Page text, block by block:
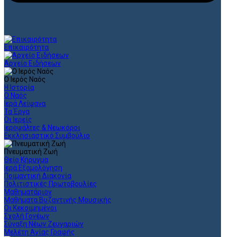
Επικαιρότητα
Αρχείο Ειδήσεων
Ο Ιερός Ναός
Η Ιστορία
Ο Ναός
Ιερά Λείψανα
Τα Έργα
Οι Ιερείς
Ιεροψάλτες & Νεωκόροι
Εκκλησιαστικό Συμβούλιο
Πνευματική Ζωή
Θείο Κήρυγμα
Ιερά Εξομολόγηση
Ποιμαντική Διακονία
Πολιτιστικές Πρωτοβουλίες
Μαθηματάριον
Μαθήματα Βυζαντινής Μουσικής
Οι Κεκοιμημένοι
Σχολή Γονέων
Σύναξη Νέων Ζευγαριών
Μελέτη Αγίας Γραφής